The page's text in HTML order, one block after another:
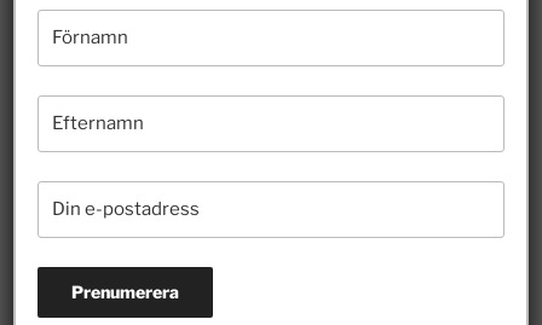
andra regelverk som påverkar friskolorna saknas i
SKOLAN